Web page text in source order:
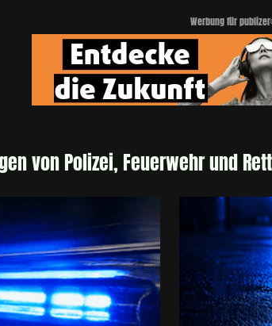
Werbung für
von Polizei, Feuerwehr und